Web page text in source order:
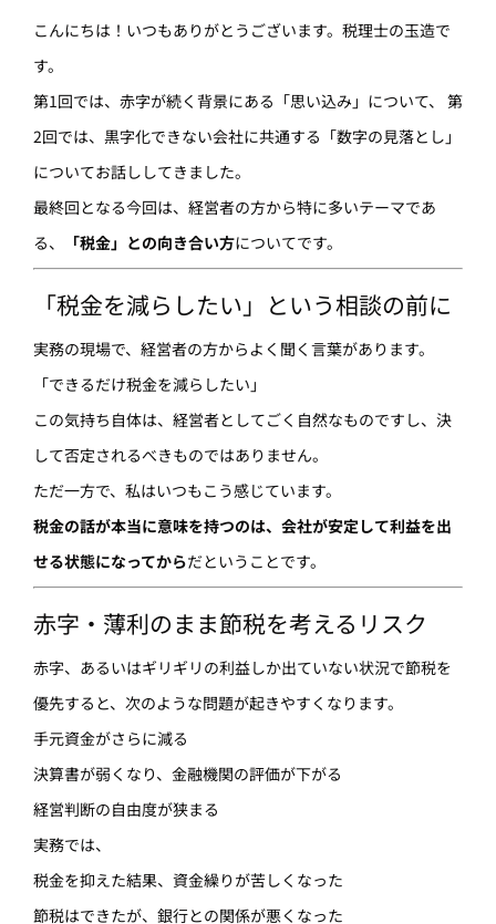
こんにちは！いつもありがとうございます。税理士の玉造で
す。
第1回では、赤字が続く背景にある「思い込み」について、 第
2回では、黒字化できない会社に共通する「数字の見落とし」
についてお話ししてきました。
最終回となる今回は、経営者の方から特に多いテーマであ
る、
「税金」との向き合い方についてです。
「税金を減らしたい」という相談の前に
実務の現場で、経営者の方からよく聞く言葉があります。
「できるだけ税金を減らしたい」
この気持ち自体は、経営者としてごく自然なものですし、決
して否定されるべきものではありません。
ただ一方で、私はいつもこう感じています。
税金の話が本当に意味を持つのは、会社が安定して利益を出
せる状態になってからだということです。
赤字・薄利のまま節税を考えるリスク
赤字、あるいはギリギリの利益しか出ていない状況で節税を
優先すると、次のような問題が起きやすくなります。
手元資金がさらに減る
決算書が弱くなり、金融機関の評価が下がる
経営判断の自由度が狭まる
実務では、
税金を抑えた結果、資金繰りが苦しくなった
節税はできたが、銀行との関係が悪くなった